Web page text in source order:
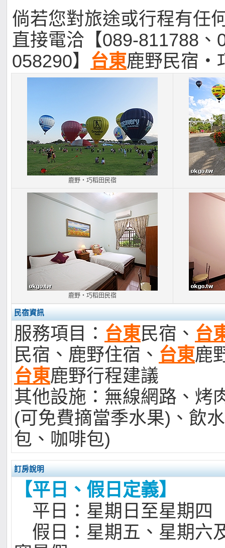
倘若您對旅途或行程有任
直接電洽【089-811788、
058290】 台東鹿野民宿‧
鹿野‧巧稻田民宿
鹿野‧巧稻田民宿
民宿資訊
服務項目： 台東民宿、 台
民宿、鹿野住宿、 台東鹿
台東鹿野行程建議
其他設施：無線網路、烤
(可免費摘當季水果)、飲
包、咖啡包)
訂房說明
【平日、假日定義】
平日：星期日至星期四
假日：星期五、星期六